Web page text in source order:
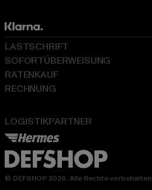
LOGISTIKPARTNER
LASTSCHRIFT
SOFORTÜBERWEISUNG
RATENKAUF
RECHNUNG
© DEFSHOP 2026. Alle Rechte vorbehalten